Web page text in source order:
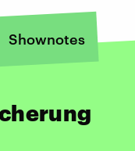
Shownotes